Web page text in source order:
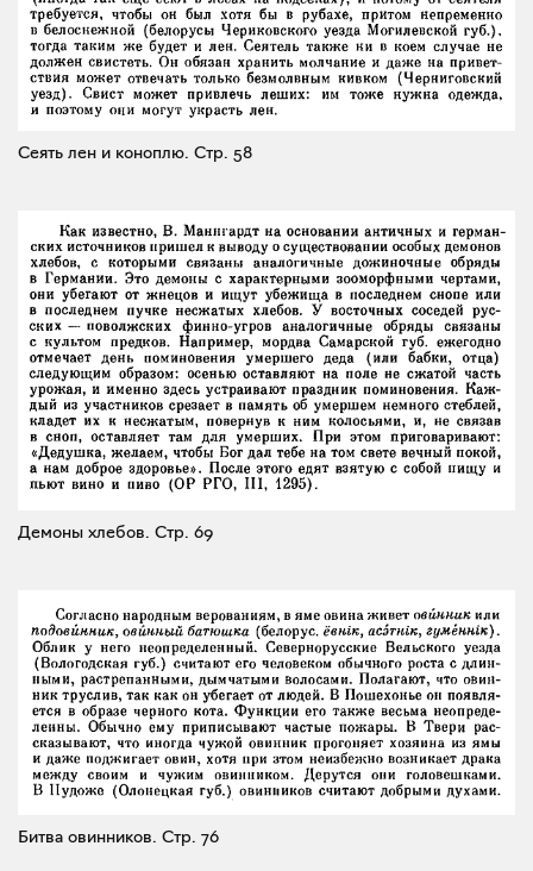
Сеять лен и коноплю. Стр. 58
Демоны хлебов. Стр. 69
Битва овинников. Стр. 76